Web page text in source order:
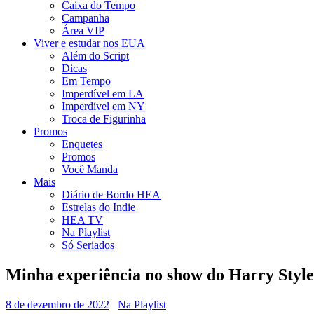
Caixa do Tempo
Campanha
Área VIP
Viver e estudar nos EUA
Além do Script
Dicas
Em Tempo
Imperdível em LA
Imperdível em NY
Troca de Figurinha
Promos
Enquetes
Promos
Você Manda
Mais
Diário de Bordo HEA
Estrelas do Indie
HEA TV
Na Playlist
Só Seriados
Minha experiência no show do Harry
8 de dezembro de 2022 Na Playlist